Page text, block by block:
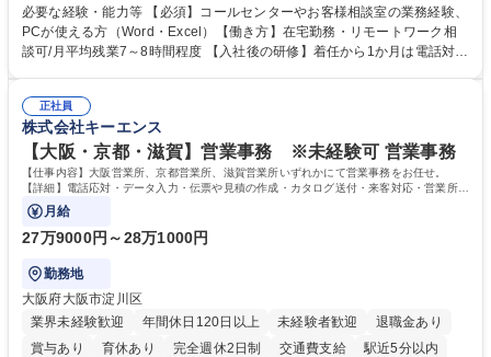
様相談室でのお仕事です。 日々お客様からいただくキリングループへのご
意見を、企業活動に活かしています。お客様からの声に迅速かつ誠意をも
って対応、情報提供するとともにグループ内活動に反映しています。 【具
平均100件前後■メール・手紙：同上40件前後 募集職種 中野本社【お客様
相談室】お客様のお声をもとにより良い商品づくりへ貢献
必要な経験・能力等 【必須】コールセンターやお客様相談室の業務経験、
PCが使える方（Word・Excel）【働き方】在宅勤務・リモートワーク相
談可/月平均残業7～8時間程度 【入社後の研修】着任から1か月は電話対応
すのでご安心ください。 【当社について】キリングループの広報機能を担
う会社として、お客様との出会いを大切にし、磨き上げたホスピタリティ
を込めてコミュニケーションをとりながら広報関連業務を行っておりま
す。 学歴・資格 学歴：大学院 大学 高専 短大 専修学校 高校 語学力： 資
格：
正社員
株式会社キーエンス
【大阪・京都・滋賀】営業事務 ※未経験可 営業事務
【仕事内容】大阪営業所、京都営業所、滋賀営業所いずれかにて営業事務をお任せ。
【詳細】電話応対・データ入力・伝票や見積の作成・カタログ送付・来客対応・営業所内
で発生する事務業務や業務改善をお任せ。
月給
27万9000円～28万1000円
勤務地
大阪府大阪市淀川区
業界未経験歓迎
年間休日120日以上 未経験者歓迎
退職金あり
賞与あり
育休あり 完全週休2日制 交通費支給
駅近5分以内